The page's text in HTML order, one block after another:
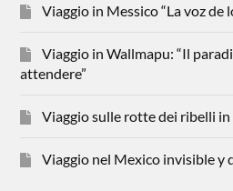
Viaggio in Messico “La voz de
Viaggio in Wallmapu: “Il
attendere”
Viaggio sulle rotte dei ribelli
Viaggio nel Mexico invisible y